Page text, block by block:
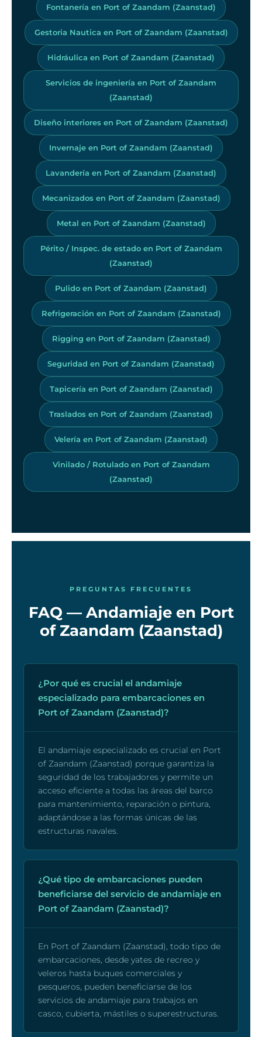
Fontanería en Port of Zaandam (Zaanstad)
Gestoria Nautica en Port of Zaandam (Zaanstad)
Hidráulica en Port of Zaandam (Zaanstad)
Servicios de ingeniería en Port of Zaandam
(Zaanstad)
Diseño interiores en Port of Zaandam (Zaanstad)
Invernaje en Port of Zaandam (Zaanstad)
Lavandería en Port of Zaandam (Zaanstad)
Mecanizados en Port of Zaandam (Zaanstad)
Metal en Port of Zaandam (Zaanstad)
Périto / Inspec. de estado en Port of Zaandam
(Zaanstad)
Pulido en Port of Zaandam (Zaanstad)
Refrigeración en Port of Zaandam (Zaanstad)
Rigging en Port of Zaandam (Zaanstad)
Seguridad en Port of Zaandam (Zaanstad)
Tapicería en Port of Zaandam (Zaanstad)
Traslados en Port of Zaandam (Zaanstad)
Velería en Port of Zaandam (Zaanstad)
Vinilado / Rotulado en Port of Zaandam
(Zaanstad)
PREGUNTAS FRECUENTES
FAQ — Andamiaje en Port
of Zaandam (Zaanstad)
¿Por qué es crucial el andamiaje
especializado para embarcaciones en
Port of Zaandam (Zaanstad)?
El andamiaje especializado es crucial en Port
of Zaandam (Zaanstad) porque garantiza la
seguridad de los trabajadores y permite un
acceso eficiente a todas las áreas del barco
para mantenimiento, reparación o pintura,
adaptándose a las formas únicas de las
estructuras navales.
¿Qué tipo de embarcaciones pueden
beneficiarse del servicio de andamiaje en
Port of Zaandam (Zaanstad)?
En Port of Zaandam (Zaanstad), todo tipo de
embarcaciones, desde yates de recreo y
veleros hasta buques comerciales y
pesqueros, pueden beneficiarse de los
servicios de andamiaje para trabajos en
casco, cubierta, mástiles o superestructuras.